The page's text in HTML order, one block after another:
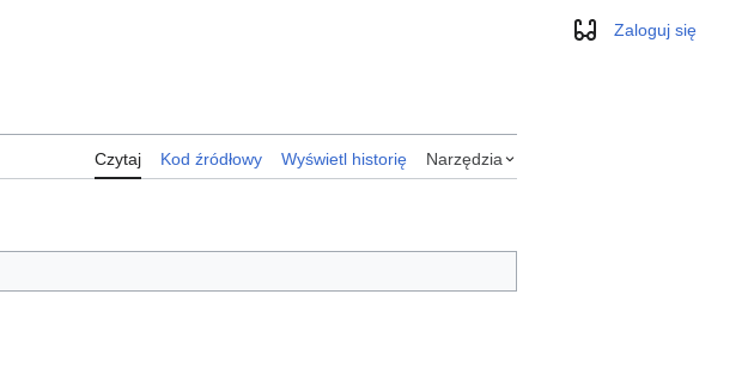
WyglądZaloguj się
Czytaj Kod źródłowy Wyświetl historię Narzędzia